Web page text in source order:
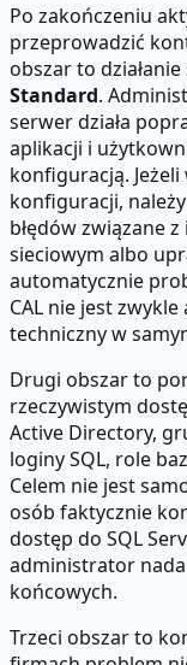
Po zakończeniu
przeprowadzić
obszar to
Standard.
serwer działa
aplikacji i
konfiguracją.
konfiguracji,
błędów związane
sieciowym albo
automatycznie
CAL nie jest
techniczny w
Drugi obszar to
rzeczywistym
Active Directory,
loginy SQL, role
Celem nie jest
osób faktycznie
dostęp do SQL
administrator
końcowych.
Trzeci obszar to